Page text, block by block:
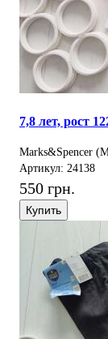
7,8 лет, рост
Marks&Spencer
Артикул: 24138
550 грн.
Купить